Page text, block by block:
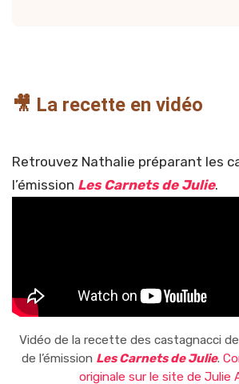
🎥 La recette en vidéo
Retrouvez Nathalie préparant les
l’émission Les Carnets de Julie.
Vidéo de la recette des castagnacci
de l’émission Les Carnets de Julie.
originale sur le site de Julie